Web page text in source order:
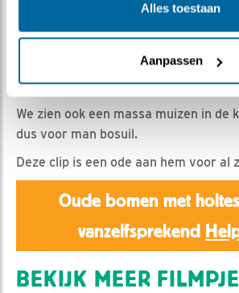
Alles toestaan
Aanpassen
Emil | Geplaatst op 17 maart 2019,
|
Bewaar dit filmpje|
1159x
Het kuiken en vrouw bosuil staan
schijnwerper. Uiteraard!
We zien ook een massa muizen in de
dus voor man bosuil.
Deze clip is een ode aan hem voor al
Oude bomen met
vanzelfsprekend
BEKIJK MEER